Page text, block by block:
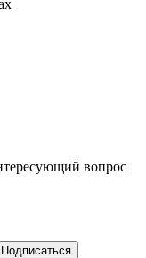
вопрос
Подписаться